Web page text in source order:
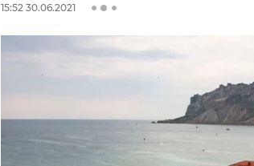
15:52 30.06.2021